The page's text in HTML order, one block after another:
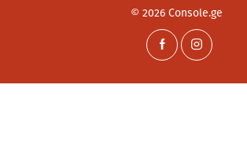
© 2026 Console.ge